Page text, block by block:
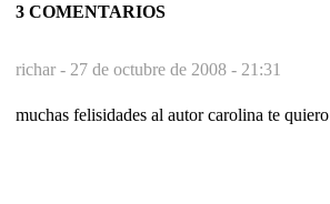
3 COMENTARIOS
richar - 27 de octubre de 2008 - 21:31
muchas felisidades al autor carolina te quiero